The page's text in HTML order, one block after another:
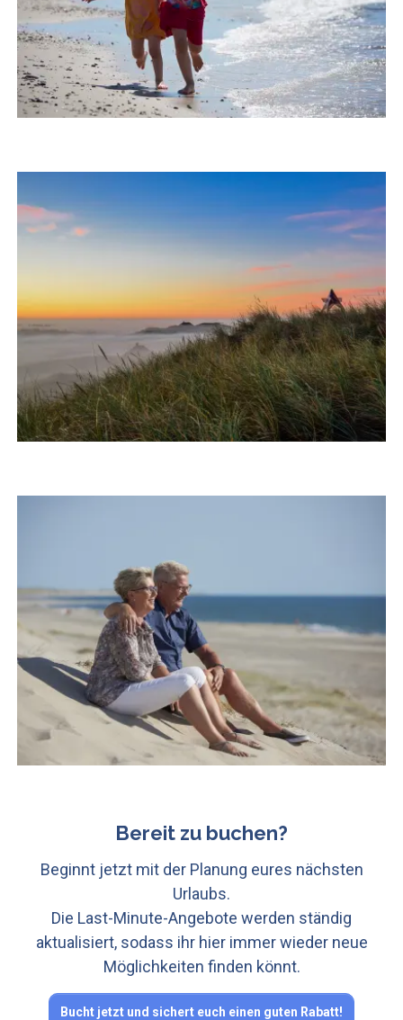
Bereit zu buchen?
Beginnt jetzt mit der Planung eures nächsten
Urlaubs.
Die Last-Minute-Angebote werden ständig
aktualisiert, sodass ihr hier immer wieder neue
Möglichkeiten finden könnt.
Bucht jetzt und sichert euch einen guten Rabatt!